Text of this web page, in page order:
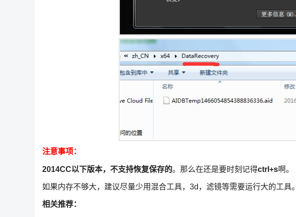
注意事项：
2014CC以下版本，不支持恢复保存的。那么在还是要时刻记得ctrl+s啊。
如果内存不够大，建议尽量少用混合工具，3d，滤镜等需要运行大的工具。
相关推荐：